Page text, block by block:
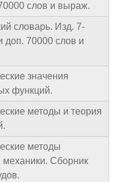
слов и выраж.
словарь. Изд. 7-
доп. 70000 слов и
значения
функций.
методы и теория
методы
механики. Сборник